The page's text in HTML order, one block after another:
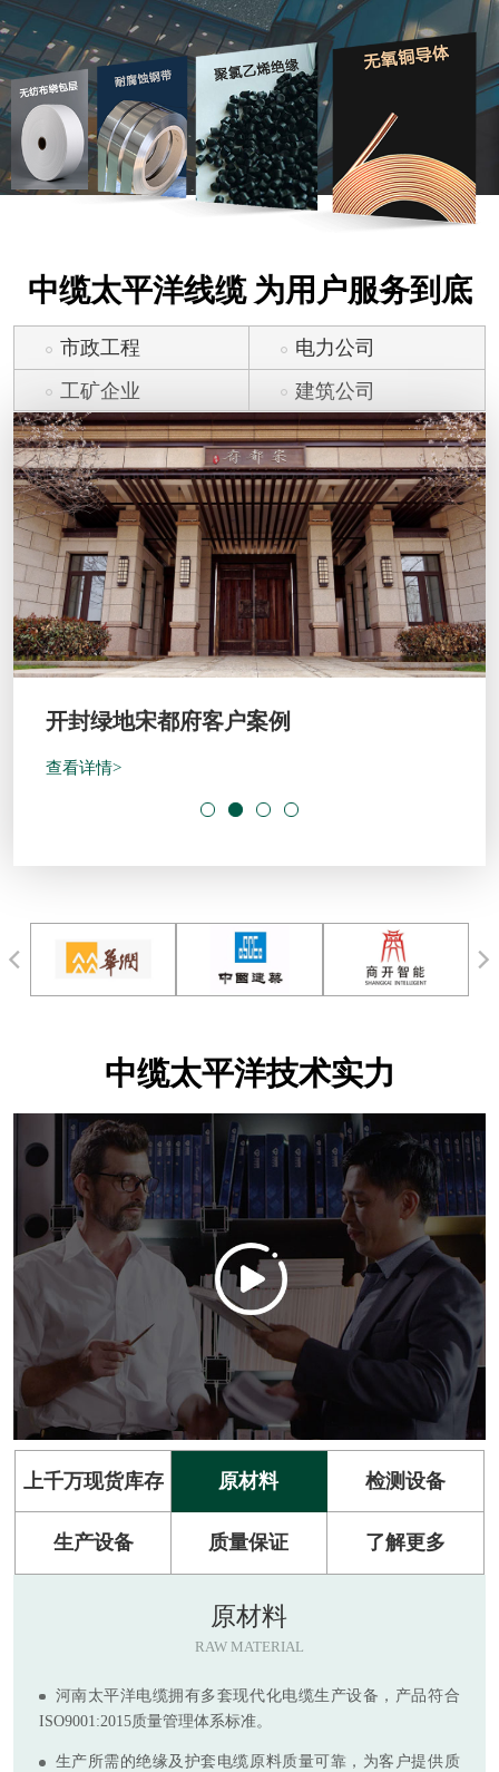
中缆太平洋线缆 为用户服务到底
市政工程
电力公司
工矿企业
建筑公司
开封绿地宋都府客户案例
查看详情>
中缆太平洋技术实力
上千万现货库存 原材料 检测设备
生产设备 质量保证 了解更多
原材料
RAW MATERIAL
河南太平洋电缆拥有多套现代化电缆生产设备，产品符合
ISO9001:2015质量管理体系标准。
生产所需的绝缘及护套电缆原料质量可靠，为客户提供质